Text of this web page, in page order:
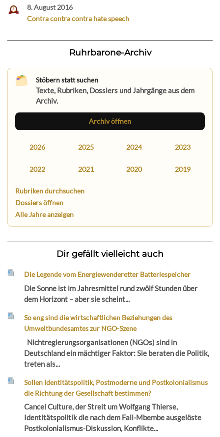
8. August 2016
Contra contra contra hate speech
Ruhrbarone-Archiv
Stöbern statt suchen
Texte, Rubriken, Dossiers und Jahrgänge aus dem
Archiv.
Archiv öffnen
2026 2025 2024 2023
2022 2021 2020 2019
Rubriken durchsuchen
Dossiers öffnen
Alle Jahre anzeigen
Dir gefällt vielleicht auch
Die Legende vom Energiewenderetter Batteriespeicher
Die Sonne ist im Jahresmittel rund zwölf Stunden über
dem Horizont – aber sie scheint...
So eng sind die wirtschaftlichen Beziehungen des
Umweltbundesamtes zur NGO-Szene
Nichtregierungsorganisationen (NGOs) sind in
Deutschland ein mächtiger Faktor: Sie beraten die Politik,
treten als...
Sollen Identitätspolitik, Postmoderne und Postkolonialismus
die Richtung der Gesellschaft bestimmen?
Cancel Culture, der Streit um Wolfgang Thierse,
Identitätspolitik die nach dem Fall-Mbembe ausgelöste
Postkolonialismus-Diskussion, Konflikte...